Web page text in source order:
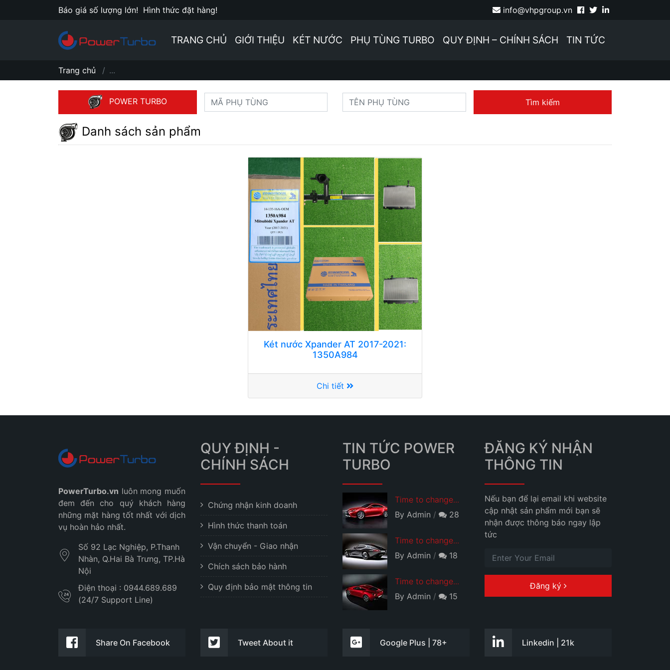
Báo giá số lượng lớn! Hình thức đặt hàng! info@vhpgroup.vn
TRANG CHỦ GIỚI THIỆU KÉT NƯỚC PHỤ TÙNG TURBO QUY ĐỊNH – CHÍNH SÁCH TIN TỨC
Trang chủ ...
POWER TURBO Tìm kiếm
Danh sách sản phẩm
Két nước Xpander AT 2017-2021:
1350A984
Chi tiết
PowerTurbo.vn luôn mong muốn
đem đến cho quý khách hàng
những mặt hàng tốt nhất với dịch
vụ hoàn hảo nhất.
Số 92 Lạc Nghiệp, P.Thanh
Nhàn, Q.Hai Bà Trưng, TP.Hà
Nội
Điện thoại : 0944.689.689
(24/7 Support Line)
QUY ĐỊNH -
CHÍNH SÁCH
Chứng nhận kinh doanh
Hình thức thanh toán
Vận chuyển - Giao nhận
Chích sách bảo hành
Quy định bảo mật thông tin
TIN TỨC POWER
TURBO
Time to change...
By Admin
28
Time to change...
By Admin
18
Time to change...
By Admin
15
ĐĂNG KÝ NHẬN
THÔNG TIN
Nếu bạn để lại email khi website
cập nhật sản phẩm mới bạn sẽ
nhận được thông báo ngay lập
tức
Đăng ký
Share On Facebook Tweet About it Google Plus | 78+ Linkedin | 21k